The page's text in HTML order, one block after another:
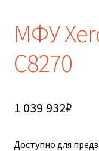
МФУ
C8270
1 039 932₽
Доступно для